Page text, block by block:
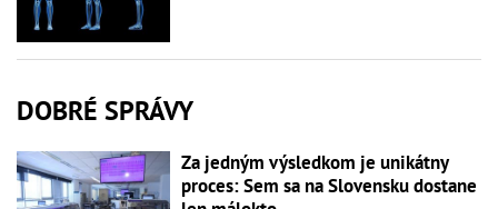
DOBRÉ SPRÁVY
Za jedným výsledkom je unikátny
proces: Sem sa na Slovensku dostane